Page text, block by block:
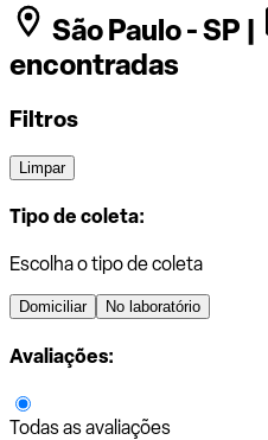
São Paulo - SP |
encontradas
Filtros
Limpar
Tipo de coleta:
Escolha o tipo de coleta
Domiciliar No laboratório
Avaliações:
Todas as avaliações